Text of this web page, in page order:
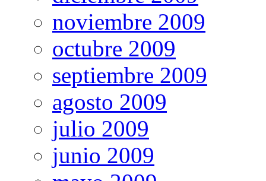
noviembre 2009
octubre 2009
septiembre 2009
agosto 2009
julio 2009
junio 2009